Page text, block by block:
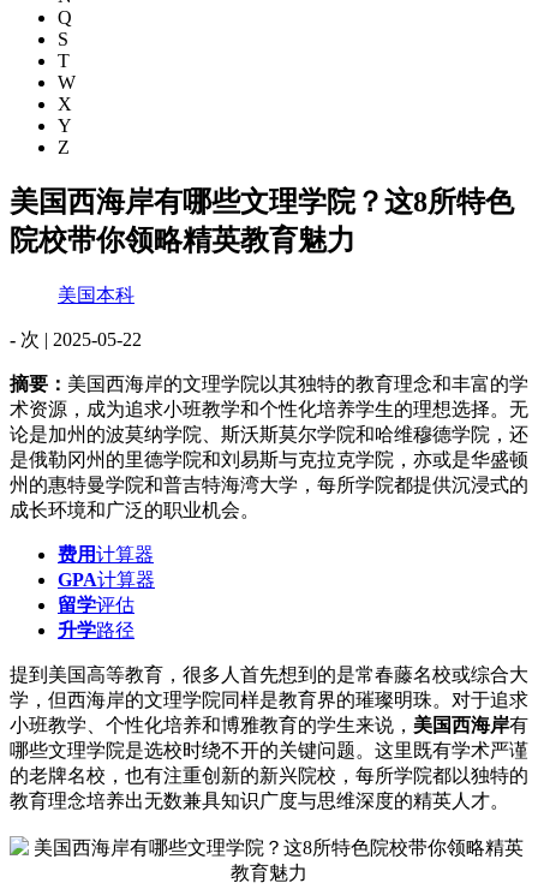
Q
S
T
W
X
Y
Z
美国西海岸有哪些文理学院？这8所特色
院校带你领略精英教育魅力
美国本科
- 次 | 2025-05-22
摘要： 美国西海岸的文理学院以其独特的教育理念和丰富的学
术资源，成为追求小班教学和个性化培养学生的理想选择。无
论是加州的波莫纳学院、斯沃斯莫尔学院和哈维穆德学院，还
是俄勒冈州的里德学院和刘易斯与克拉克学院，亦或是华盛顿
州的惠特曼学院和普吉特海湾大学，每所学院都提供沉浸式的
成长环境和广泛的职业机会。
费用计算器
GPA计算器
留学评估
升学路径
提到美国高等教育，很多人首先想到的是常春藤名校或综合大
学，但西海岸的文理学院同样是教育界的璀璨明珠。对于追求
小班教学、个性化培养和博雅教育的学生来说， 美国西海岸有
哪些文理学院是选校时绕不开的关键问题。这里既有学术严谨
的老牌名校，也有注重创新的新兴院校，每所学院都以独特的
教育理念培养出无数兼具知识广度与思维深度的精英人才。